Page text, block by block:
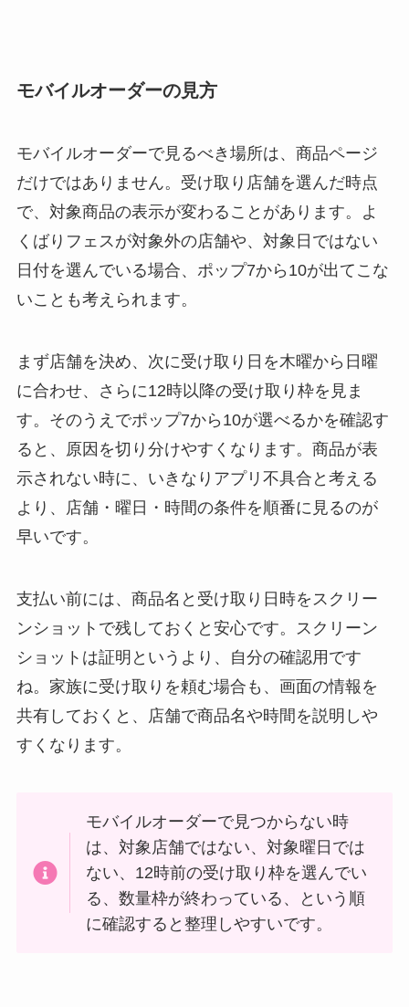
モバイルオーダーの見方
モバイルオーダーで見るべき場所は、商品ページ
だけではありません。受け取り店舗を選んだ時点
で、対象商品の表示が変わることがあります。よ
くばりフェスが対象外の店舗や、対象日ではない
日付を選んでいる場合、ポップ7から10が出てこな
いことも考えられます。
まず店舗を決め、次に受け取り日を木曜から日曜
に合わせ、さらに12時以降の受け取り枠を見ま
す。そのうえでポップ7から10が選べるかを確認す
ると、原因を切り分けやすくなります。商品が表
示されない時に、いきなりアプリ不具合と考える
より、店舗・曜日・時間の条件を順番に見るのが
早いです。
支払い前には、商品名と受け取り日時をスクリー
ンショットで残しておくと安心です。スクリーン
ショットは証明というより、自分の確認用です
ね。家族に受け取りを頼む場合も、画面の情報を
共有しておくと、店舗で商品名や時間を説明しや
すくなります。
モバイルオーダーで見つからない時
は、対象店舗ではない、対象曜日では
ない、12時前の受け取り枠を選んでい
る、数量枠が終わっている、という順
に確認すると整理しやすいです。